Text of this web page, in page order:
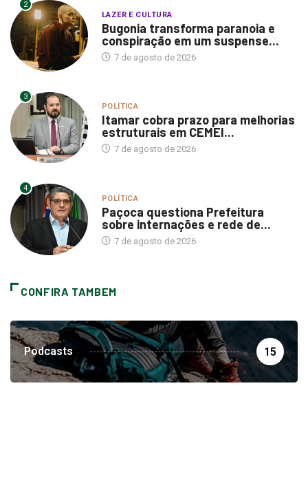
2
LAZER E CULTURA
Bugonia transforma paranoia e
conspiração em um suspense...
7 de agosto de 2026
3
POLÍTICA
Itamar cobra prazo para melhorias
estruturais em CEMEI...
7 de agosto de 2026
4
POLÍTICA
Paçoca questiona Prefeitura
sobre internações e rede de...
7 de agosto de 2026
CONFIRA TAMBEM
Podcasts 15